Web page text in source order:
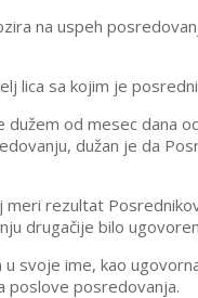
na uspeh
lica sa kojim je
od mesec dana
dužan je da
rezultat
drugačije bilo
svoje ime, kao
poslove posredovanja.